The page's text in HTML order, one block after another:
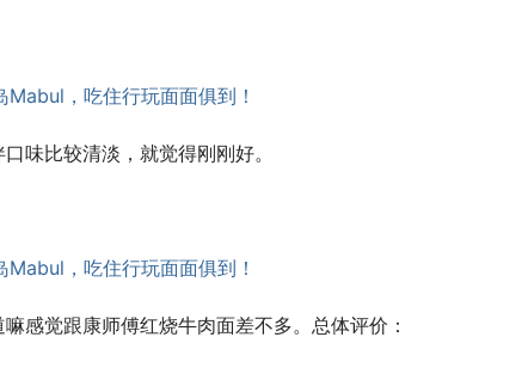
味比较清淡，就觉得刚刚好。
感觉跟康师傅红烧牛肉面差不多。总体评价：